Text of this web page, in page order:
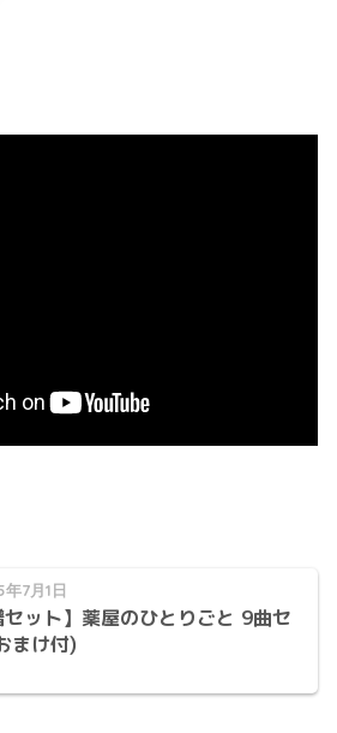
7月1日
セット】薬屋のひとりごと 9曲セ
まけ付)